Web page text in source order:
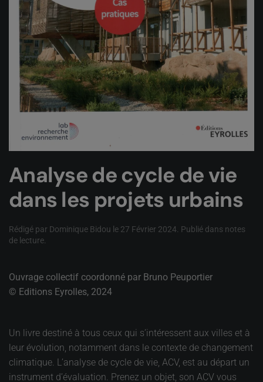
Analyse de cycle de vie
dans les projets urbains
Rédigé par Dominique Bidou le 27 Février 2024 . Publié dans notes
de lecture
Ouvrage collectif coordonné par Bruno Peuportier
© Editions Eyrolles, 2024
Un livre destiné à tous ceux qui s’intéressent aux villes et à
leur évolution, notamment dans le contexte de changement
climatique. L’analyse de cycle de vie, ACV, est au départ un
instrument d’évaluation. Prenez un objet, son ACV vous